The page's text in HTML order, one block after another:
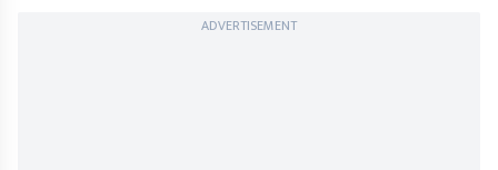
ADVERTISEMENT